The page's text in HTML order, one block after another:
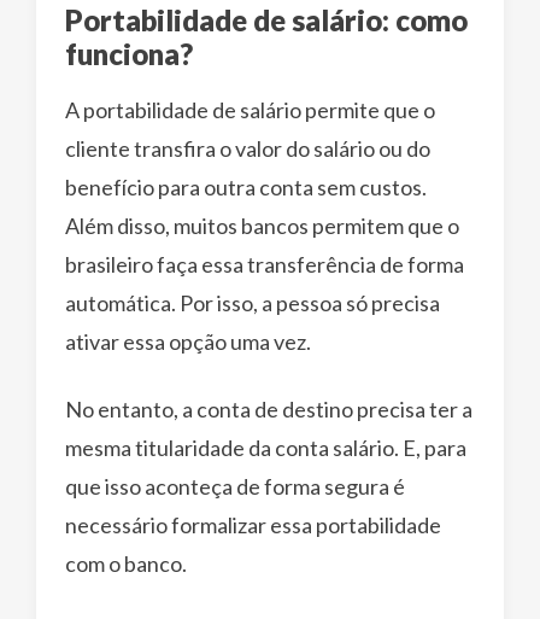
Portabilidade de salário: como
funciona?
A portabilidade de salário permite que o
cliente transfira o valor do salário ou do
benefício para outra conta sem custos.
Além disso, muitos bancos permitem que o
brasileiro faça essa transferência de forma
automática. Por isso, a pessoa só precisa
ativar essa opção uma vez.
No entanto, a conta de destino precisa ter a
mesma titularidade da conta salário. E, para
que isso aconteça de forma segura é
necessário formalizar essa portabilidade
com o banco.